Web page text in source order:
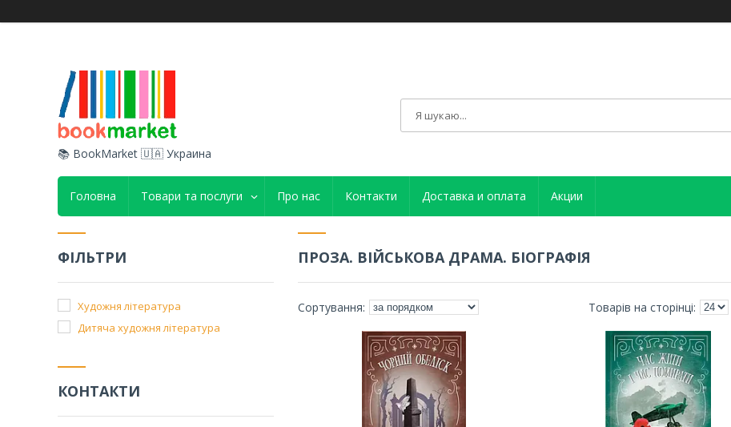
📚 BookMarket 🇺🇦 Украина
Головна Товари та послуги Про нас Контакти Доставка и оплата Акции
ПРОЗА. ВІЙСЬКОВА ДРАМА. БІОГРАФІЯ
ФІЛЬТРИ
Художня література
Дитяча художня література
КОНТАКТИ